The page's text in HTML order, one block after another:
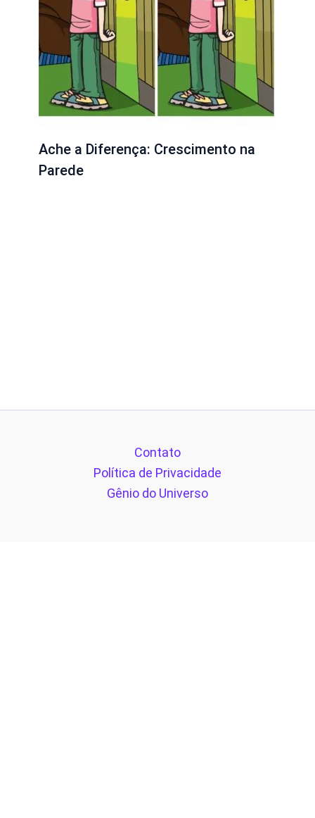
Ache a Diferença: Crescimento na
Parede
Contato
Política de Privacidade
Gênio do Universo